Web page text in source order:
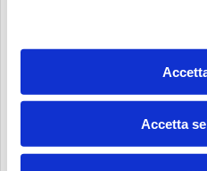
Accetta
HIERMIT ERTEILE ICH MEINE
GESCHÄFTSKOMMUNIKATION IN
VERANSTALTUNGEN VON MP FILTRI
VON MARKTSTUDIEN UND